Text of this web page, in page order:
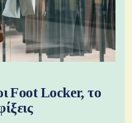
Foot Locker, το